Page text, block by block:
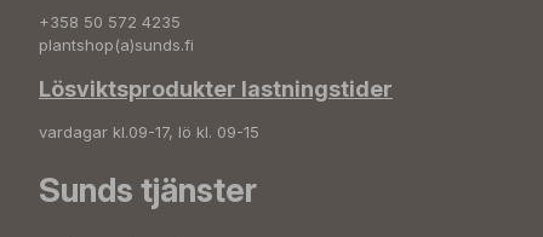
+358 50 572 4235
plantshop(a)sunds.fi
Lösviktsprodukter lastningstider
vardagar kl.09-17, lö kl. 09-15
Sunds tjänster